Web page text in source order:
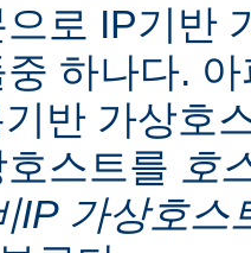
로 IP기반
하나다.
반 가상호
스트를 호
IP 가상호스